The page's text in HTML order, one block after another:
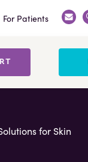
For Patients
for Skin